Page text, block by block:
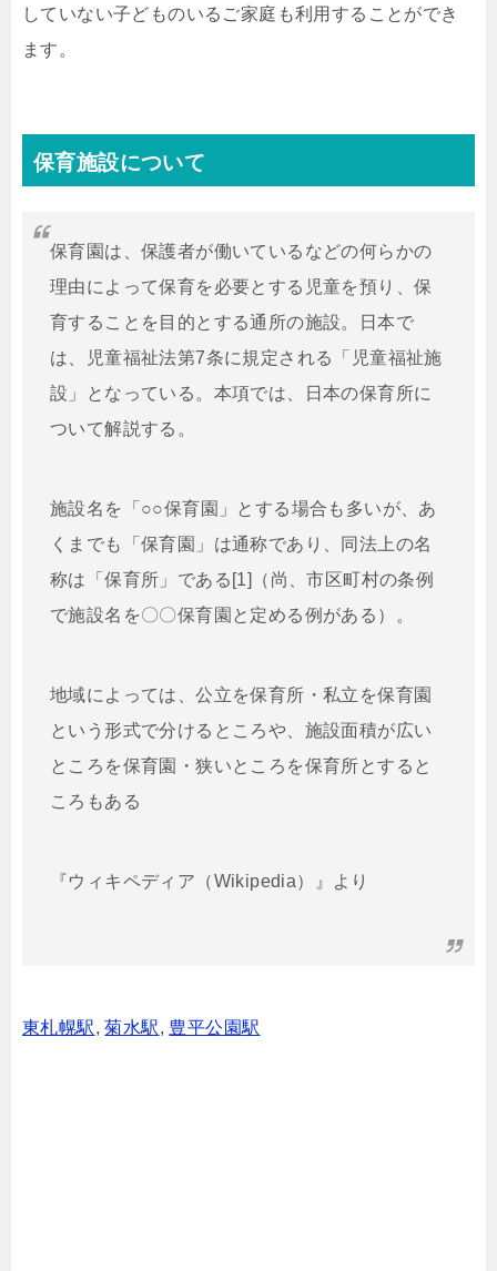
していない子どものいるご家庭も利用することができ
ます。
保育施設について
保育園は、保護者が働いているなどの何らかの
理由によって保育を必要とする児童を預り、保
育することを目的とする通所の施設。日本で
は、児童福祉法第7条に規定される「児童福祉施
設」となっている。本項では、日本の保育所に
ついて解説する。
施設名を「○○保育園」とする場合も多いが、あ
くまでも「保育園」は通称であり、同法上の名
称は「保育所」である[1]（尚、市区町村の条例
で施設名を〇〇保育園と定める例がある）。
地域によっては、公立を保育所・私立を保育園
という形式で分けるところや、施設面積が広い
ところを保育園・狭いところを保育所とすると
ころもある
『ウィキペディア（Wikipedia）』より
東札幌駅,菊水駅, 豊平公園駅